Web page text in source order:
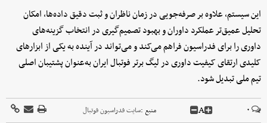
این سیستم، علاوه بر صرفه‌جویی در زمان ناظران و ثبت دقیق داده‌ها، امکان
تحلیل عمیق‌تر عملکرد داوران و بهبود تصمیم‌گیری در انتخاب گزینه‌های
داوری را برای فدراسیون فراهم می‌کند و می‌تواند در آینده به یکی از ابزارهای
کلیدی ارتقای کیفیت داوری در لیگ برتر فوتبال ایران به‌عنوان پشتیبان اصلی
تیم ملی تبدیل شود.
۰ A منبع :سایت فدراسیون فوتبال